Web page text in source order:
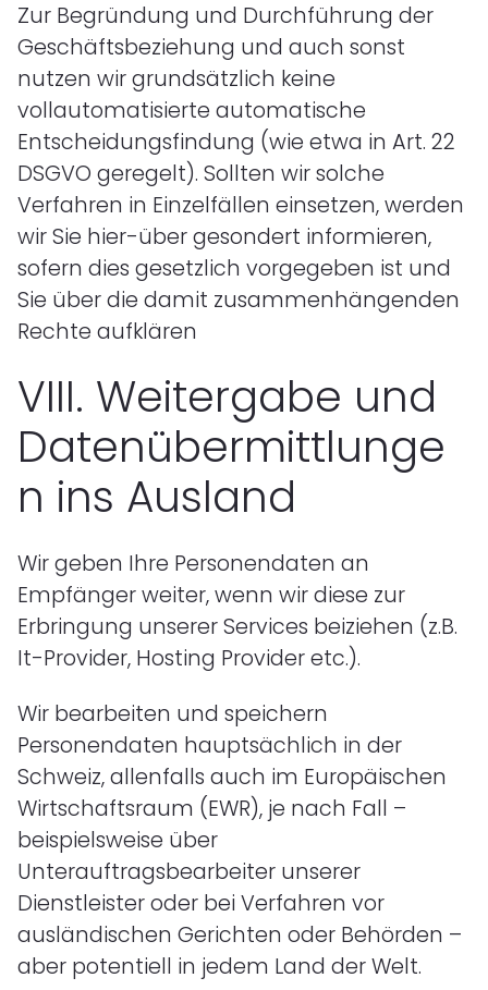
Zur Begründung und Durchführung der
Geschäftsbeziehung und auch sonst
nutzen wir grundsätzlich keine
vollautomatisierte automatische
Entscheidungsfindung (wie etwa in Art. 22
DSGVO geregelt). Sollten wir solche
Verfahren in Einzelfällen einsetzen, werden
wir Sie hier-über gesondert informieren,
sofern dies gesetzlich vorgegeben ist und
Sie über die damit zusammenhängenden
Rechte aufklären
VIII. Weitergabe und
Datenübermittlunge
n ins Ausland
Wir geben Ihre Personendaten an
Empfänger weiter, wenn wir diese zur
Erbringung unserer Services beiziehen (z.B.
It-Provider, Hosting Provider etc.).
Wir bearbeiten und speichern
Personendaten hauptsächlich in der
Schweiz, allenfalls auch im Europäischen
Wirtschaftsraum (EWR), je nach Fall –
beispielsweise über
Unterauftragsbearbeiter unserer
Dienstleister oder bei Verfahren vor
ausländischen Gerichten oder Behörden –
aber potentiell in jedem Land der Welt.